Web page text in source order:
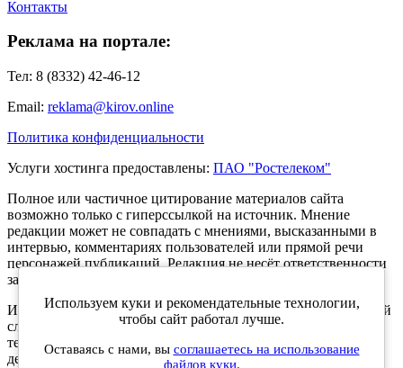
Контакты
Реклама на портале:
Тел: 8 (8332) 42-46-12
Email: reklama@kirov.online
Политика конфиденциальности
Услуги хостинга предоставлены: ПАО "Ростелеком"
Полное или частичное цитирование материалов сайта
возможно только с гиперссылкой на источник. Мнение
редакции может не совпадать с мнениями, высказанными в
интервью, комментариях пользователей или прямой речи
персонажей публикаций. Редакция не несёт ответственности
за текст комментариев читателей.
Интернет-портал Kirov.online зарегистрирован в Федеральной
службе по надзору в сфере связи, информационных
технологий и массовых коммуникаций (Роскомнадзор) 5
декабря 2019 года. Регистрационный номер ЭЛ № ФС 77 -
Используем куки и рекомендательные технологии,
чтобы сайт работал лучше.
Оставаясь с нами, вы соглашаетесь на использование
файлов куки.